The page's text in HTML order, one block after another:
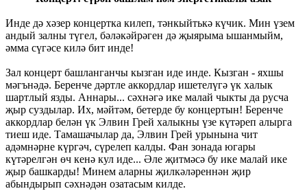
Инде дә хәзер концертка килеп, тәнкыйтькә күчик. Мин үзем
андый залны түгел, бәләкәйрәген дә җыярыма ышанмыйм,
әмма сүгәсе килә бит инде!
Зал концерт башланганчы кызган иде инде. Кызган - яхшы
мәгънәдә. Беренче дәртле аккордлар ишетелүгә үк халык
шартлый язды. Аннары... сәхнәгә ике малай чыкты да русча
җыр суздылар. Их, мәйтәм, бетерде бу концертын! Беренче
аккордлар белән үк Элвин Грей халыкны үзе күтәреп алырга
тиеш иде. Тамашачылар да, Элвин Грей урынына чит
адәмнәрне күргәч, сүрелеп калды. Фан зонада югары
күтәрелгән өч кенә кул иде... Әле җитмәсә бу ике малай ике
җыр башкарды! Минем аларны җилкәләреннән җир
абындырып сәхнәдән озатасым килде.